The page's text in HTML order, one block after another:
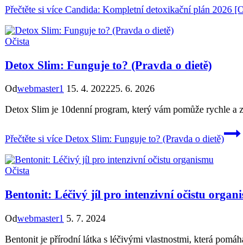
Přečtěte si více Candida: Kompletní detoxikační plán 2026
Očista
Detox Slim: Funguje to? (Pravda o dietě)
Odwebmaster1 15. 4. 202225. 6. 2026
Detox Slim je 10denní program, který vám pomůže rychle
Přečtěte si více Detox Slim: Funguje to? (Pravda o dietě)
Očista
Bentonit: Léčivý jíl pro intenzivní očistu
Odwebmaster1 5. 7. 2024
Bentonit je přírodní látka s léčivými vlastnostmi, která